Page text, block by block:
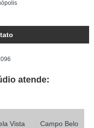
atende:
Vista Campo Belo